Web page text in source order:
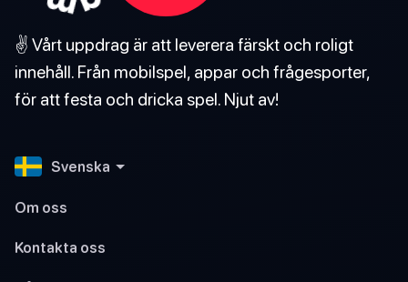
✌️ Vårt uppdrag är att leverera färskt och roligt
innehåll. Från mobilspel, appar och frågesporter,
för att festa och dricka spel. Njut av!
Svenska
Om oss
Kontakta oss